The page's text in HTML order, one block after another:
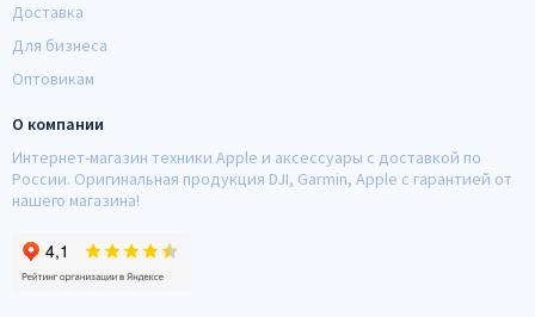
Доставка
Для бизнеса
Оптовикам
О компании
Интернет-магазин техники Apple и аксессуары с доставкой по
России. Оригинальная продукция DJI, Garmin, Apple с гарантией от
нашего магазина!